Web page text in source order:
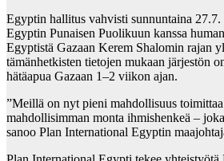
Egyptin hallitus vahvisti sunnuntaina
Egyptin Punaisen Puolikuun kanssa
Egyptistä Gazaan Kerem Shalomin rajan
tämänhetkisten tietojen mukaan järjestön
hätäapua Gazaan 1–2 viikon ajan.
”Meillä on nyt pieni mahdollisuus toimittaa
mahdollisimman monta ihmishenkeä –
sanoo Plan International Egyptin